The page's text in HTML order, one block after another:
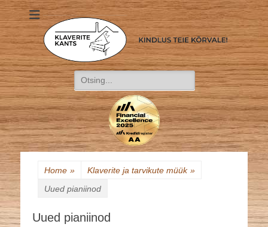
Klaverite Kants
Kindlus teie kõrvale!
Search
for:
Home » Klaverite ja tarvikute müük »
Uued pianiinod
Uued pianiinod